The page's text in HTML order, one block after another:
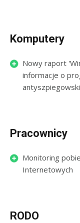
Komputery
Nowy raport
informacje o
Pracownicy
Monitoring
Internetowych
RODO